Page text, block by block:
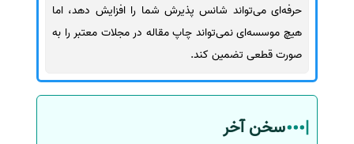
حرفه‌ای می‌تواند شانس پذیرش شما را افزایش دهد، اما
هیچ موسسه‌ای نمی‌تواند چاپ مقاله در مجلات معتبر را به
صورت قطعی تضمین کند.
سخن آخر